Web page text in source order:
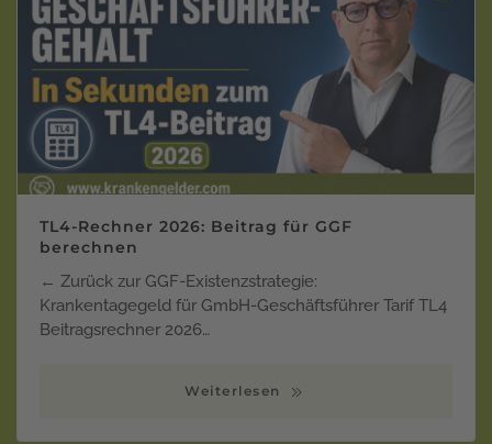
TL4-Rechner 2026: Beitrag für GGF
berechnen
← Zurück zur GGF-Existenzstrategie:
Krankentagegeld für GmbH-Geschäftsführer Tarif TL4
Beitragsrechner 2026…
Weiterlesen